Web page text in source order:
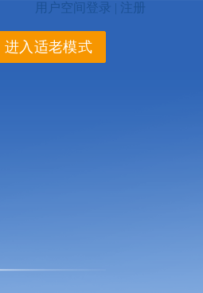
进入适老模式